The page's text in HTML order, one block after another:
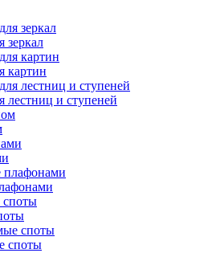
зеркал
картин
лестниц и ступеней
споты